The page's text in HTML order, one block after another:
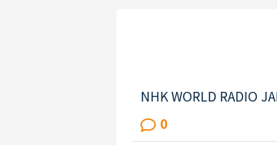
NHK WORLD RADIO
ものでしたが、音源が
n international
0